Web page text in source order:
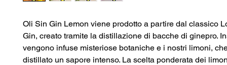
Oli Sin Gin Lemon viene prodotto a partire dal classico
Gin, creato tramite la distillazione di bacche di ginepro.
vengono infuse misteriose botaniche e i nostri limoni,
distillato un sapore intenso. La scelta ponderata dei